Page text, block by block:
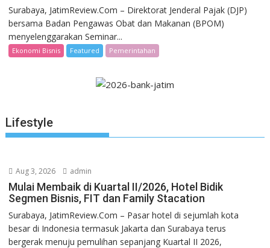
Surabaya, JatimReview.Com – Direktorat Jenderal Pajak (DJP)
bersama Badan Pengawas Obat dan Makanan (BPOM)
menyelenggarakan Seminar...
Ekonomi Bisnis Featured Pemerintahan
Lifestyle
Aug 3, 2026 admin
Mulai Membaik di Kuartal II/2026, Hotel Bidik
Segmen Bisnis, FIT dan Family Stacation
Surabaya, JatimReview.Com – Pasar hotel di sejumlah kota
besar di Indonesia termasuk Jakarta dan Surabaya terus
bergerak menuju pemulihan sepanjang Kuartal II 2026,